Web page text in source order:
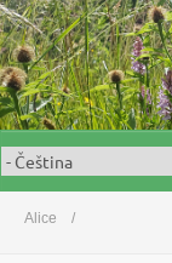
c
o
n
t
e
n
Alice